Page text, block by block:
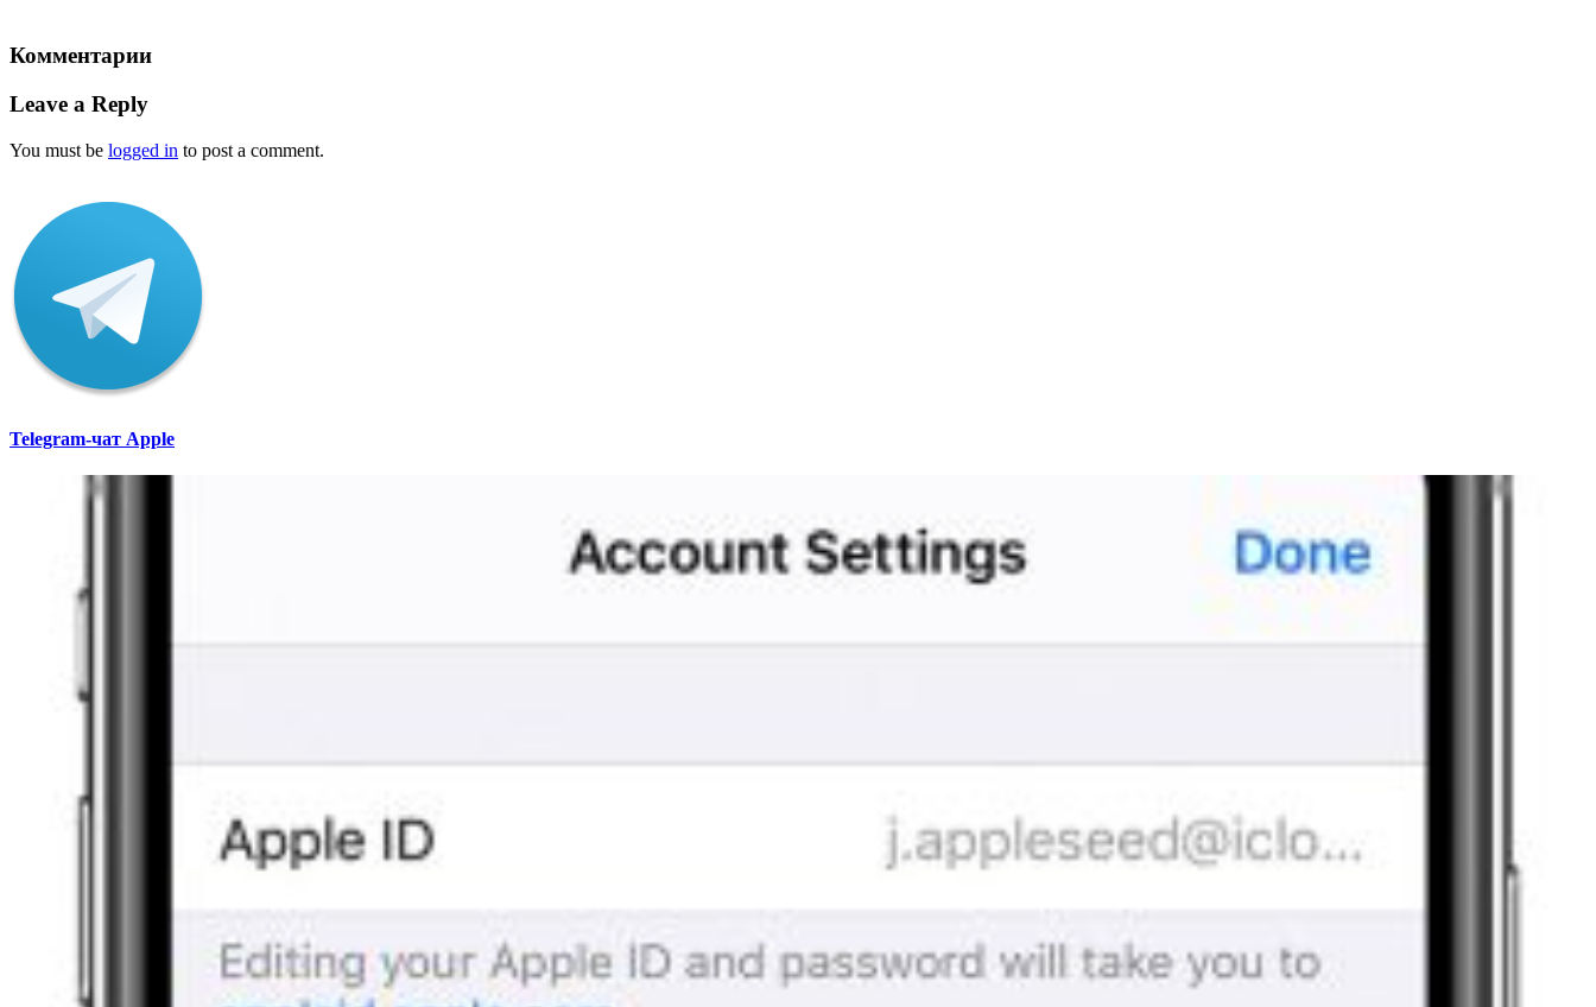
Комментарии
Leave a Reply
You must be logged in to post a comment.
Telegram-чат Apple